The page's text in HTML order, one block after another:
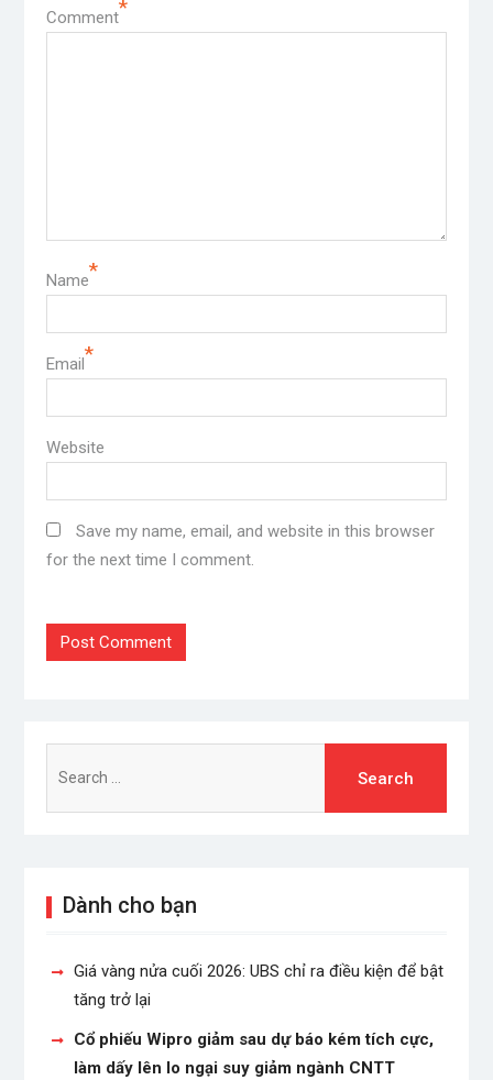
Comment*
Name*
Email *
Website
Save my name, email, and website in this browser
for the next time I comment.
for:
Dành cho bạn
Giá vàng nửa cuối 2026: UBS chỉ ra điều kiện để bật
tăng trở lại
Cổ phiếu Wipro giảm sau dự báo kém tích cực,
làm dấy lên lo ngại suy giảm ngành CNTT